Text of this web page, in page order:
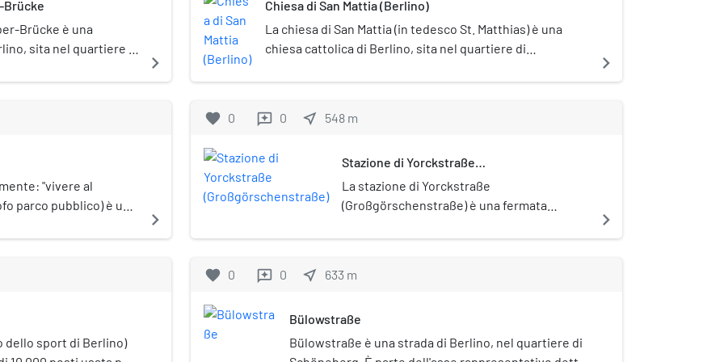
Brücke
Brücke è una
sita nel quartiere di
navigate_next
"vivere al
parco pubblico) è un
di architettura degli
è
sociale) o
– la via sulla quale si
navigate_next
dello sport di Berlino)
Chiesa di San Mattia (Berlino)
La chiesa di San Mattia (in tedesco St. Matthias) è una
chiesa cattolica di Berlino, sita nel quartiere di
neogotico, è posta sotto tutela monumentale
navigate_next
favorite 0 reviews 0 near_me 548 m
Stazione di Yorckstraße
La stazione di Yorckstraße
(Großgörschenstraße) è una fermata
Schöneberg.
navigate_next
favorite 0 reviews 0 near_me 633 m
Bülowstraße
Bülowstraße è una strada di Berlino, nel quartiere di